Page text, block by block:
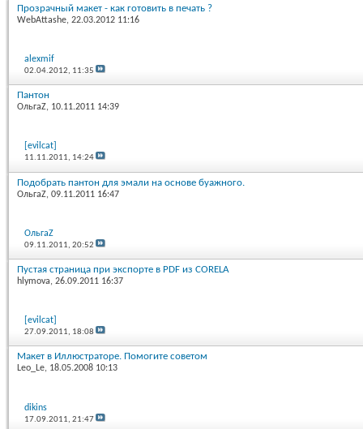
Прозрачный макет - как готовить в печать ?
WebAttashe, 22.03.2012 11:16
alexmif
02.04.2012, 11:35
Пантон
ОльгаZ, 10.11.2011 14:39
[evilcat]
11.11.2011, 14:24
Подобрать пантон для эмали на основе буажного.
ОльгаZ, 09.11.2011 16:47
ОльгаZ
09.11.2011,20:52
Пустая страница при экспорте в PDF из CORELA
hlymova, 26.09.2011 16:37
[evilcat]
27.09.2011, 18:08
Макет в Иллюстраторе. Помогите советом
Leo_Le, 18.05.2008 10:13
dikins
17.09.2011,21:47